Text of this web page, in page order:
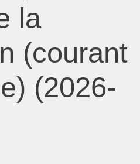
la
(courant
(2026-